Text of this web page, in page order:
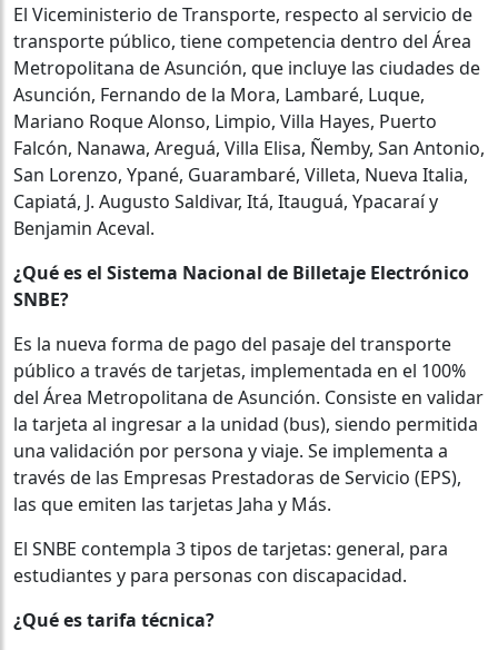
El Viceministerio de Transporte, respecto al servicio de
transporte público, tiene competencia dentro del Área
Metropolitana de Asunción, que incluye las ciudades de
Asunción, Fernando de la Mora, Lambaré, Luque,
Mariano Roque Alonso, Limpio, Villa Hayes, Puerto
Falcón, Nanawa, Areguá, Villa Elisa, Ñemby, San Antonio,
San Lorenzo, Ypané, Guarambaré, Villeta, Nueva Italia,
Capiatá, J. Augusto Saldivar, Itá, Itauguá, Ypacaraí y
Benjamin Aceval.
¿Qué es el Sistema Nacional de Billetaje Electrónico
SNBE?
Es la nueva forma de pago del pasaje del transporte
público a través de tarjetas, implementada en el 100%
del Área Metropolitana de Asunción. Consiste en validar
la tarjeta al ingresar a la unidad (bus), siendo permitida
una validación por persona y viaje. Se implementa a
través de las Empresas Prestadoras de Servicio (EPS),
las que emiten las tarjetas Jaha y Más.
El SNBE contempla 3 tipos de tarjetas: general, para
estudiantes y para personas con discapacidad.
¿Qué es tarifa técnica?